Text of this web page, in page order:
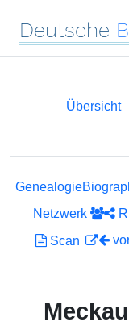
Deutsche
Übersicht
Genealogie
Netzwerk
Scan